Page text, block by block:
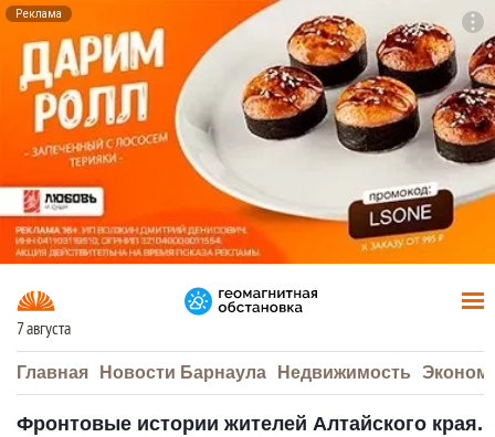
Реклама
7 августа
Главная Новости Барнаула Недвижимость
Фронтовые истории жителей Алтайского края.